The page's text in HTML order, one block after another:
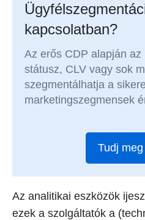
kapcsolatban?
Az erős CDP alapján
státusz, CLV vagy sok
szegmentálhatja a
marketingszegmensek
Tudj
Az analitikai eszközök
ezek a szolgáltatók a